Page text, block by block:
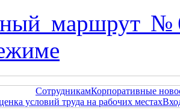
маршрут
СотрудникамКорпоративные
условий труда на рабочих местах